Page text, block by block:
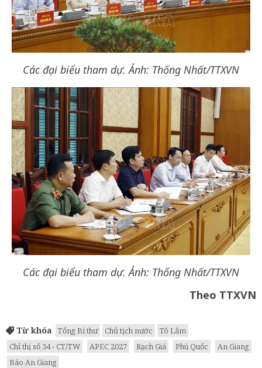
Các đại biểu tham dự. Ảnh: Thống Nhất/TTXVN
Các đại biểu tham dự. Ảnh: Thống Nhất/TTXVN
Theo TTXVN
Từ khóa Tổng Bí thư Chủ tịch nước
Tô Lâm
Chỉ thị số 34 - CT/TW
APEC 2027 Rạch Giá Phú Quốc
An Giang
Báo An Giang